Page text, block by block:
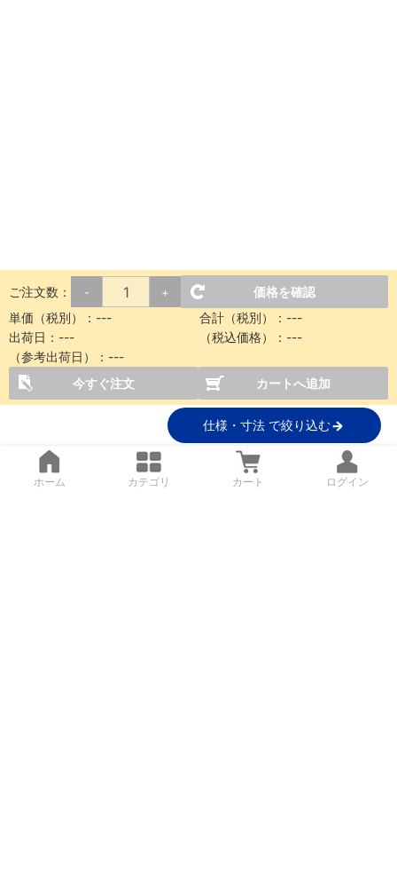
ご注文数： - +
価格を確認
単価（税別）： --- 合計（税別）： ---
出荷日： --- （税込価格）： ---
（参考出荷日）： ---
今すぐ注文
カートへ追加
仕様・寸法 で絞り込む
ホーム カテゴリ カート ログイン